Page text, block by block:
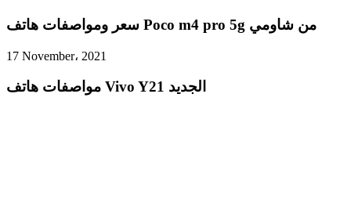
سعر ومواصفات هاتف Poco m4 pro 5g من شاومي
17 November، 2021
مواصفات هاتف Vivo Y21 الجديد